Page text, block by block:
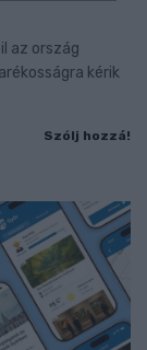
az ország
kérik
Szólj hozzá!